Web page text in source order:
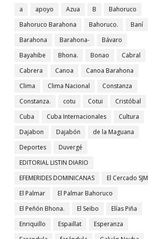
a apoyo Azua B
Bahoruco
Bahoruco Barahona
Bahoruco.
Baní
Barahona
Barahona-
Bávaro
Bayahibe
Bhona. Bonao
Cabral
Cabrera
Canoa
Canoa Barahona
Clima
Clima Nacional
Constanza
Constanza.
cotu Cotui
Cristóbal
Cuba
Cuba Internacionales
Cultura
Dajabon
Dajabón
de la Maguana
Deportes
Duvergé
EDITORIAL LISTIN DIARIO
EFEMERIDES DOMINICANAS
El Cercado SJM
El Palmar
El Palmar Bahoruco
El Peñón Bhona.
El Seibo
Elías Piña
Enriquillo
Espaillat
Esperanza